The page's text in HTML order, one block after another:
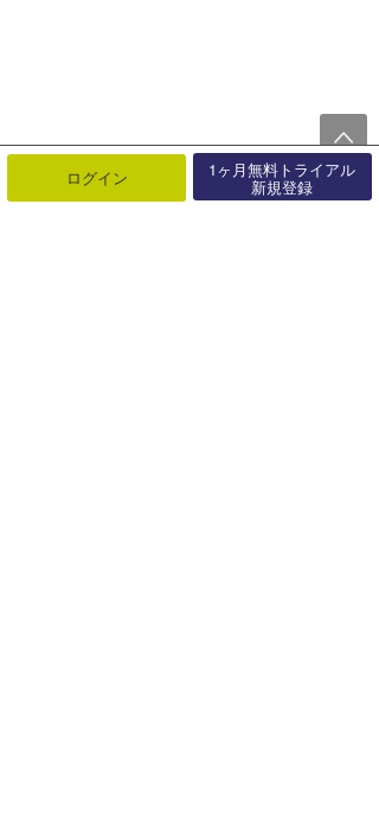
ログイン 1ヶ月無料トライアル
新規登録